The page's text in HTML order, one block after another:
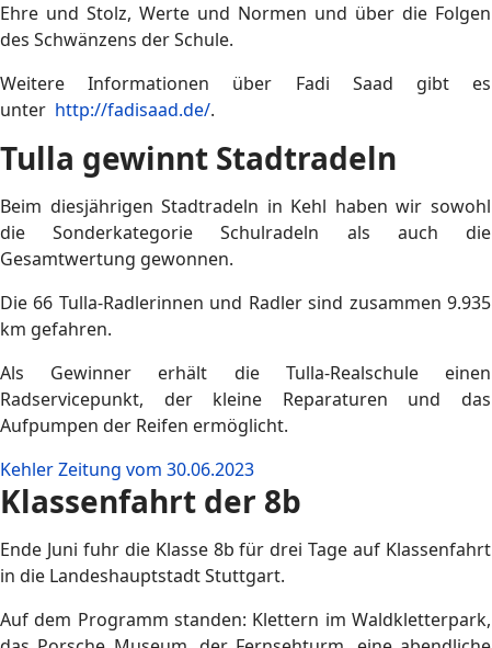
Ehre und Stolz, Werte und Normen und über die Folgen
des Schwänzens der Schule.
Weitere Informationen über Fadi Saad gibt es
unter http://fadisaad.de/.
Tulla gewinnt Stadtradeln
Beim diesjährigen Stadtradeln in Kehl haben wir sowohl
die Sonderkategorie Schulradeln als auch die
Gesamtwertung gewonnen.
Die 66 Tulla-Radlerinnen und Radler sind zusammen 9.935
km gefahren.
Als Gewinner erhält die Tulla-Realschule einen
Radservicepunkt, der kleine Reparaturen und das
Aufpumpen der Reifen ermöglicht.
Kehler Zeitung vom 30.06.2023
Klassenfahrt der 8b
Ende Juni fuhr die Klasse 8b für drei Tage auf Klassenfahrt
in die Landeshauptstadt Stuttgart.
Auf dem Programm standen: Klettern im Waldkletterpark,